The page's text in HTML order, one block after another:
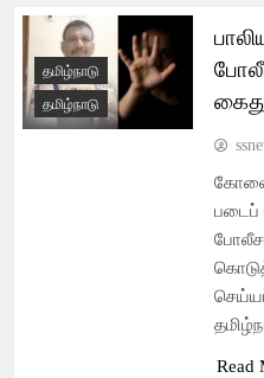
தமிழ்நாடு
தமிழ்நாடு
படைப்
Read